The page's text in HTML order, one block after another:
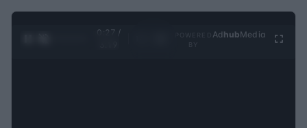
0:28 /
Ad hubMedia